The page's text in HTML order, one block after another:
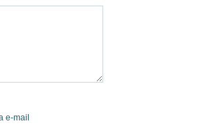
e-mail